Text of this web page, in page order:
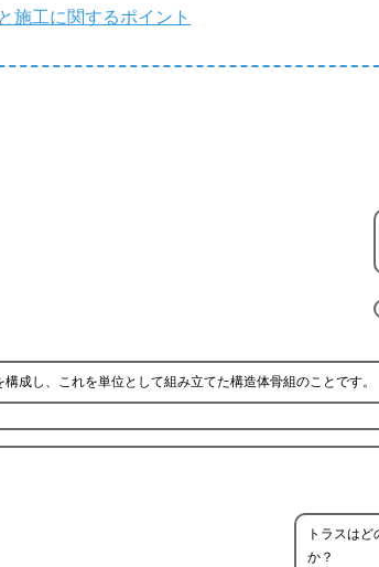
施工に関するポイント
成し、これを単位として組み立てた構造体骨組のことです。
トラスは
か？